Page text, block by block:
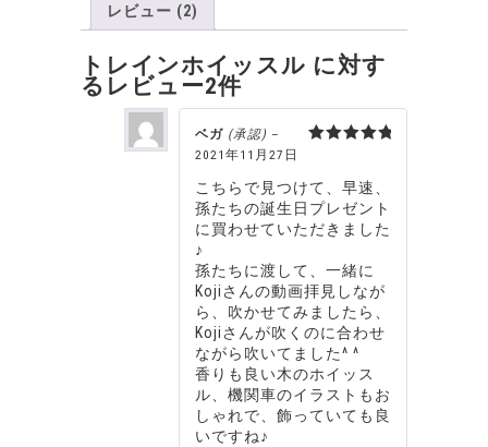
レビュー (2)
トレインホイッスル に対す
るレビュー2件
ベガ (承認) –
2021年11月27日
こちらで見つけて、早速、
孫たちの誕生日プレゼント
に買わせていただきました
♪
孫たちに渡して、一緒に
Kojiさんの動画拝見しなが
ら、吹かせてみましたら、
Kojiさんが吹くのに合わせ
ながら吹いてました^ ^
香りも良い木のホイッス
ル、機関車のイラストもお
しゃれで、飾っていても良
いですね♪